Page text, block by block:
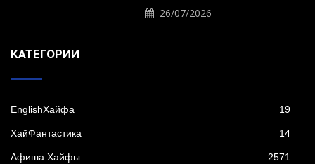
26/07/2026
KАТЕГОРИИ
EnglishХайфа 19
XайФантастика 14
Афиша Хайфы 2571